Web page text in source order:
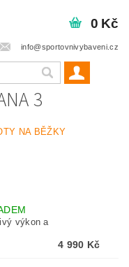
info@sportovnivybaveni.cz
0 Kč
3
NA BĚŽKY
výkon a
4 990 Kč